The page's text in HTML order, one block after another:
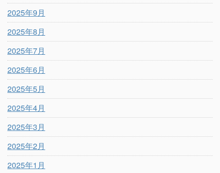
2025年9月
2025年8月
2025年7月
2025年6月
2025年5月
2025年4月
2025年3月
2025年2月
2025年1月